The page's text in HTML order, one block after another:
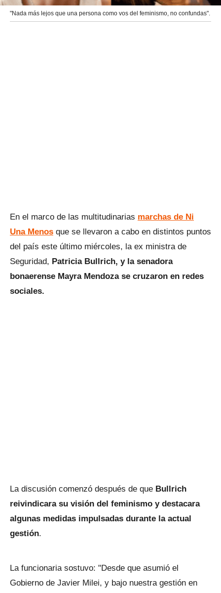
"Nada más lejos que una persona como vos del feminismo, no confundas".
En el marco de las multitudinarias marchas de Ni
Una Menos que se llevaron a cabo en distintos puntos
del país este último miércoles, la ex ministra de
Seguridad, Patricia Bullrich, y la senadora
bonaerense Mayra Mendoza se cruzaron en redes
sociales.
La discusión comenzó después de que Bullrich
reivindicara su visión del feminismo y destacara
algunas medidas impulsadas durante la actual
gestión.
La funcionaria sostuvo: "Desde que asumió el
Gobierno de Javier Milei, y bajo nuestra gestión en